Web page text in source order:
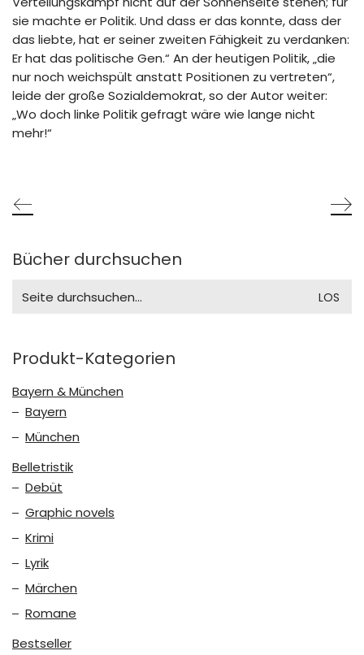
sie machte er Politik. Und dass er das konnte, dass der
das liebte, hat er seiner zweiten Fähigkeit zu verdanken:
Er hat das politische Gen.“ An der heutigen Politik, „die
nur noch weichspült anstatt Positionen zu vertreten“,
leide der große Sozialdemokrat, so der Autor weiter:
„Wo doch linke Politik gefragt wäre wie lange nicht
mehr!“
Bücher durchsuchen
for:
Produkt-Kategorien
Bayern & München
Bayern
München
Belletristik
Debüt
Graphic novels
Krimi
Lyrik
Märchen
Romane
Bestseller